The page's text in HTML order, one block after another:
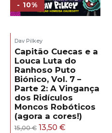
- 10%
Dav Pilkey
Capitão Cuecas e a
Louca Luta do
Ranhoso Puto
Biónico, Vol. 7 –
Parte 2: A Vingança
dos Ridículos
Moncos Robóticos
(agora a cores!)
15,00€ O
13,50 €O